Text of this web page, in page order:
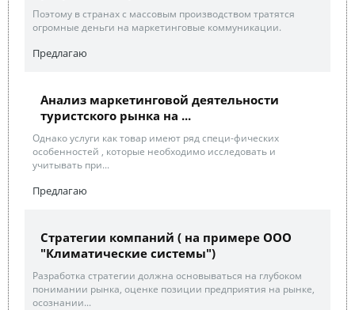
Поэтому в странах с массовым производством тратятся
огромные деньги на маркетинговые коммуникации.
Предлагаю
Анализ маркетинговой деятельности
туристского рынка на ...
Однако услуги как товар имеют ряд специ-фических
особенностей , которые необходимо исследовать и
учитывать при...
Предлагаю
Стратегии компаний ( на примере ООО
"Климатические системы")
Разработка стратегии должна основываться на глубоком
понимании рынка, оценке позиции предприятия на рынке,
осознании...